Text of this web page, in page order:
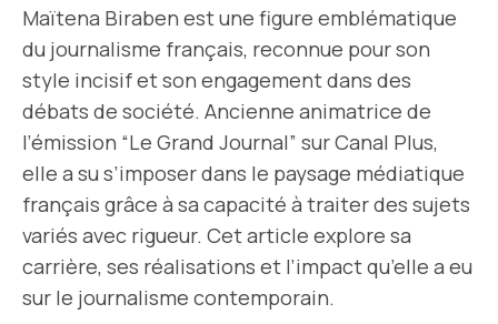
Maïtena Biraben est une figure emblématique
du journalisme français, reconnue pour son
style incisif et son engagement dans des
débats de société. Ancienne animatrice de
l’émission “Le Grand Journal” sur Canal Plus,
elle a su s’imposer dans le paysage médiatique
français grâce à sa capacité à traiter des sujets
variés avec rigueur. Cet article explore sa
carrière, ses réalisations et l’impact qu’elle a eu
sur le journalisme contemporain.